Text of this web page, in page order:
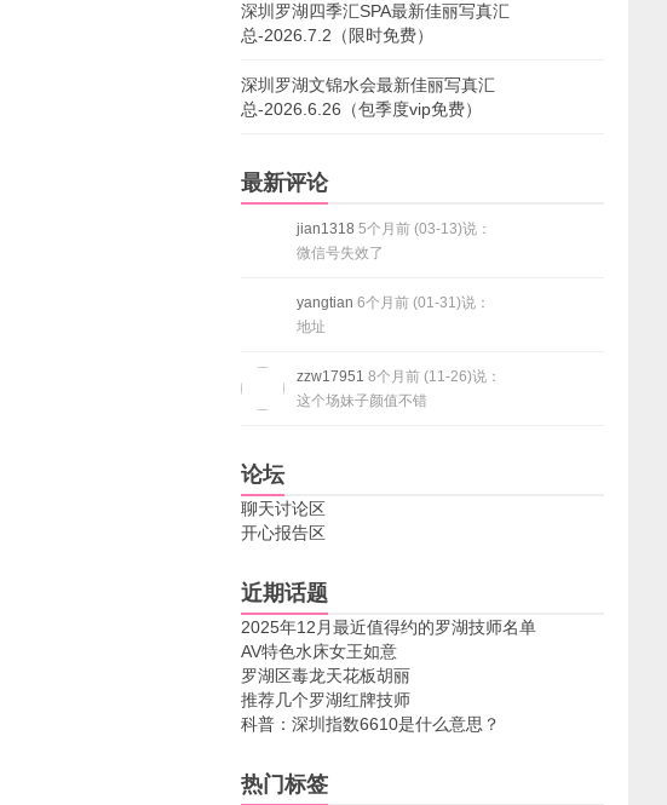
深圳罗湖四季汇SPA最新佳丽写真汇
总-2026.7.2（限时免费）
深圳罗湖文锦水会最新佳丽写真汇
总-2026.6.26（包季度vip免费）
最新评论
jian1318 5个月前 (03-13)说：
微信号失效了
yangtian 6个月前 (01-31)说：
地址
zzw17951 8个月前 (11-26)说：
这个场妹子颜值不错
论坛
聊天讨论区
开心报告区
近期话题
2025年12月最近值得约的罗湖技师名单
AV特色水床女王如意
罗湖区毒龙天花板胡丽
推荐几个罗湖红牌技师
科普：深圳指数6610是什么意思？
热门标签